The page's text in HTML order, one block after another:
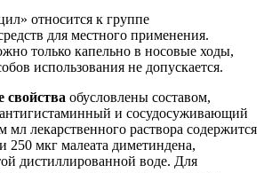
относится к группе
для местного применения.
только капельно в носовые ходы,
использования не допускается.
свойства обусловлены составом,
и сосудосуживающий
лекарственного раствора содержится
250 мкг малеата диметиндена,
дистиллированной воде. Для